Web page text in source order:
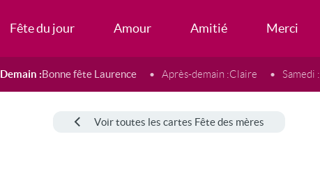
Fête du jour Amour Amitié Merci
Demain :Bonne fête Laurence Après-demain :Claire Samedi :
Voir toutes les cartes Fête des mères